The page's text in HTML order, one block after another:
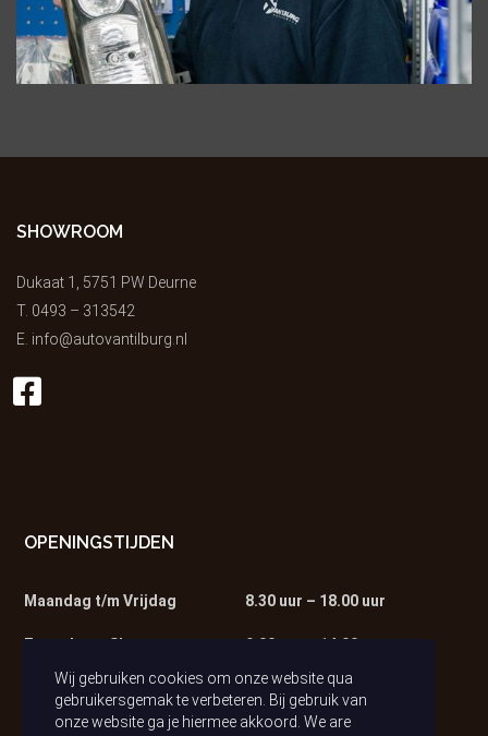
SHOWROOM
Dukaat 1, 5751 PW Deurne
T. 0493 – 313542
E. info@autovantilburg.nl
OPENINGSTIJDEN
Maandag t/m Vrijdag 8.30 uur – 18.00 uur
Zaterdag – Showroom 9.00 uur – 14.00 uur
Zaterdag – Werkplaats 9.00 uur – 13.00 uur
Wij gebruiken cookies om onze website qua
gebruikersgemak te verbeteren. Bij gebruik van
onze website ga je hiermee akkoord. We are